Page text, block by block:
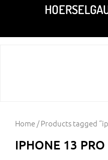
springen
Home/ Products tagged
IPHONE 13 PRO